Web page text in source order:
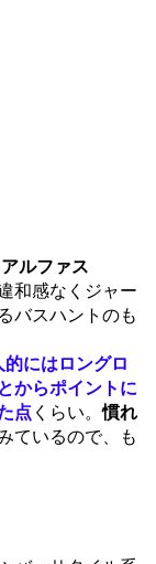
アルファス
和感なくジャー
バスハントのも
的には ロングロ
からポイントに
点 くらい。慣れ
ているので、も